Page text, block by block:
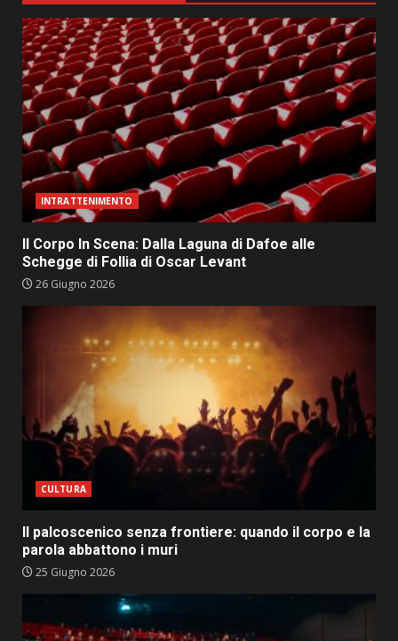
INTRATTENIMENTO
Il Corpo In Scena: Dalla Laguna di Dafoe alle
Schegge di Follia di Oscar Levant
26 Giugno 2026
CULTURA
Il palcoscenico senza frontiere: quando il corpo e la
parola abbattono i muri
25 Giugno 2026